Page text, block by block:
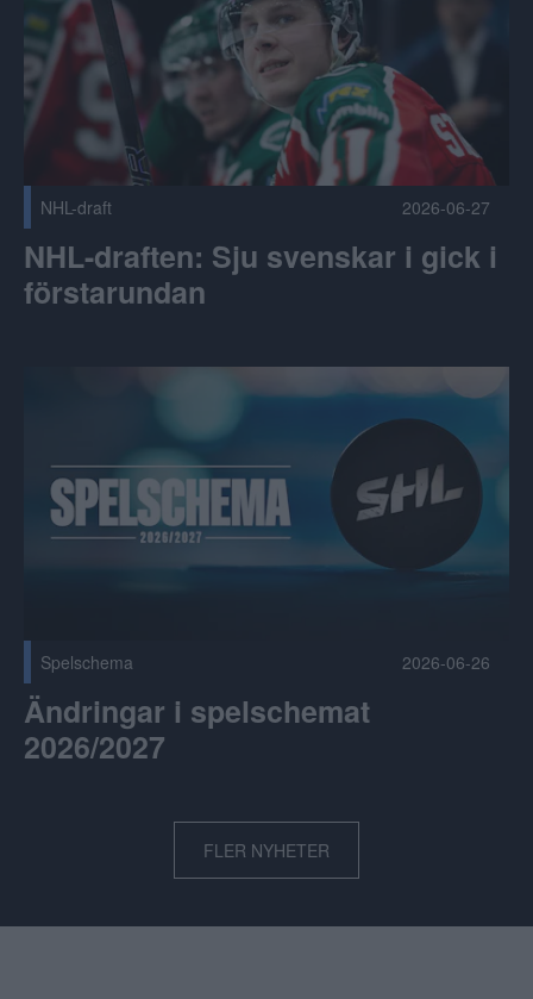
NHL-draft 2026-06-27
NHL-draften: Sju svenskar i gick i
förstarundan
Spelschema 2026-06-26
Ändringar i spelschemat
2026/2027
FLER NYHETER